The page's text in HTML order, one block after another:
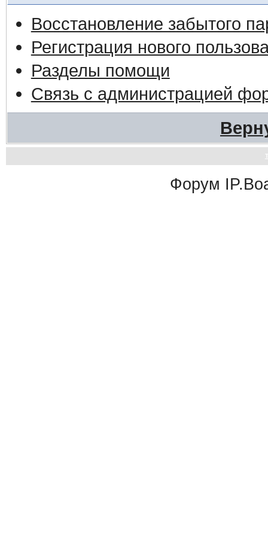
Восстановление забытого
Регистрация нового
Разделы помощи
Связь с администрацией
Форум